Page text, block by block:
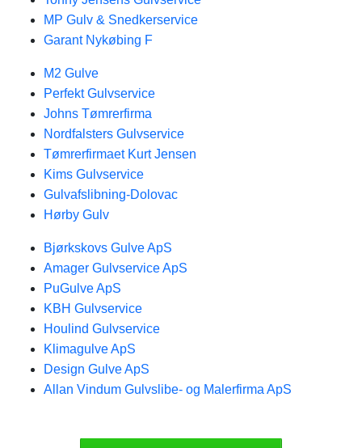
MP Gulv & Snedkerservice
Garant Nykøbing F
M2 Gulve
Perfekt Gulvservice
Johns Tømrerfirma
Nordfalsters Gulvservice
Tømrerfirmaet Kurt Jensen
Kims Gulvservice
Gulvafslibning-Dolovac
Hørby Gulv
Bjørkskovs Gulve ApS
Amager Gulvservice ApS
PuGulve ApS
KBH Gulvservice
Houlind Gulvservice
Klimagulve ApS
Design Gulve ApS
Allan Vindum Gulvslibe- og Malerfirma ApS